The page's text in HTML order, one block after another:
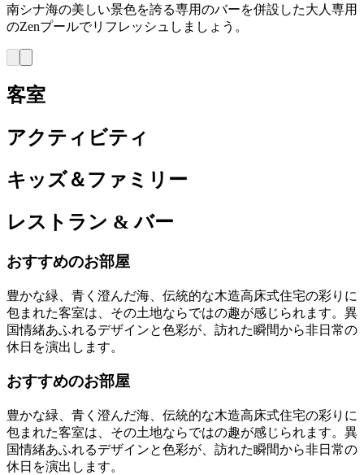
南シナ海の美しい景色を誇る専用のバーを併設した大人専用
のZenプールでリフレッシュしましょう。
客室
アクティビティ
キッズ＆ファミリー
レストラン & バー
おすすめのお部屋
豊かな緑、青く澄んだ海、伝統的な木造高床式住宅の彩りに
包まれた客室は、その土地ならではの趣が感じられます。異
国情緒あふれるデザインと色彩が、訪れた瞬間から非日常の
休日を演出します。
おすすめのお部屋
豊かな緑、青く澄んだ海、伝統的な木造高床式住宅の彩りに
包まれた客室は、その土地ならではの趣が感じられます。異
国情緒あふれるデザインと色彩が、訪れた瞬間から非日常の
休日を演出します。